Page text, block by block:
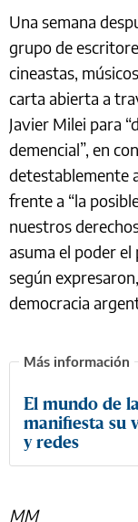
Una semana
grupo de
cineastas,
carta abierta a
Javier Milei para
demencial”, en
detestablemente
frente a “la
nuestros
asuma el poder
según
democracia
El mundo de
manifiesta su
y redes
MM